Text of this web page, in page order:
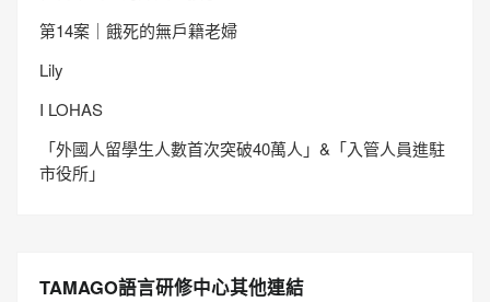
第14案｜餓死的無戶籍老婦
Lily
I LOHAS
「外國人留學生人數首次突破40萬人」&「入管人員進駐
市役所」
TAMAGO語言研修中心其他連結